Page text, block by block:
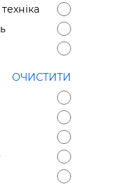
ОЧИСТИТИ